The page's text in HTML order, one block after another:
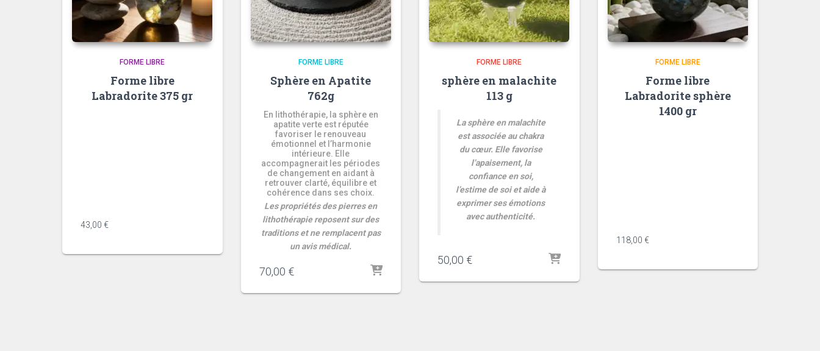
FORME LIBRE
Forme libre
Labradorite 375 gr
43,00 €
FORME LIBRE
Sphère en Apatite
762g
En lithothérapie, la sphère en
apatite verte est réputée
favoriser le renouveau
émotionnel et l’harmonie
intérieure. Elle
accompagnerait les périodes
de changement en aidant à
retrouver clarté, équilibre et
cohérence dans ses choix.
Les propriétés des pierres en
lithothérapie reposent sur des
traditions et ne remplacent pas
un avis médical.
70,00 €
FORME LIBRE
sphère en malachite
113 g
La sphère en malachite
est associée au chakra
du cœur. Elle favorise
l’apaisement, la
confiance en soi,
l’estime de soi et aide à
exprimer ses émotions
avec authenticité.
50,00 €
FORME LIBRE
Forme libre
Labradorite sphère
1400 gr
118,00 €